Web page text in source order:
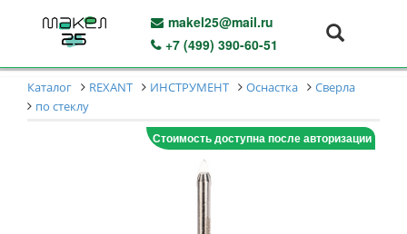
makel25@mail.ru
+7 (499) 390-60-51
Каталог REXANT ИНСТРУМЕНТ Оснастка
Сверла
по стеклу
Стоимость доступна после авторизации